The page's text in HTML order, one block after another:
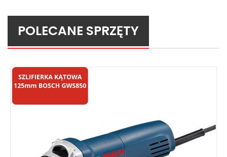
POLECANE SPRZĘTY